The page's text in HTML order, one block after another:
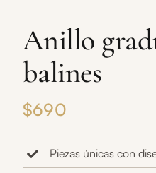
Anillo
balines
$690
Piezas únicas con